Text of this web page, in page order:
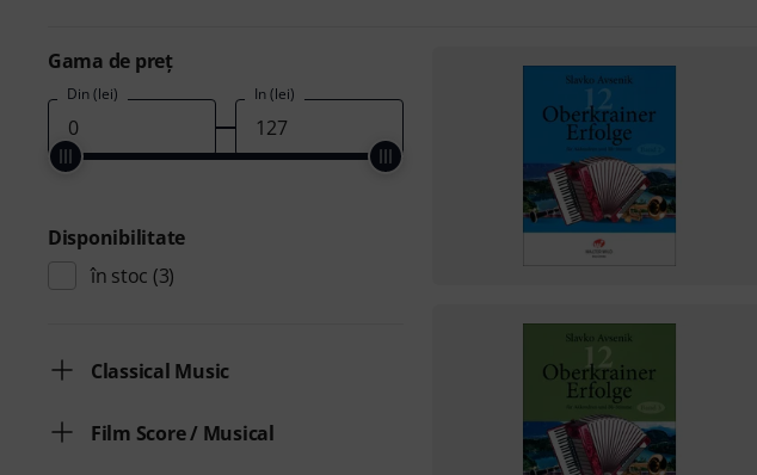
Gama de preţ
Din (lei) În (lei)
Disponibilitate
în stoc (3)
Classical Music
Film Score / Musical